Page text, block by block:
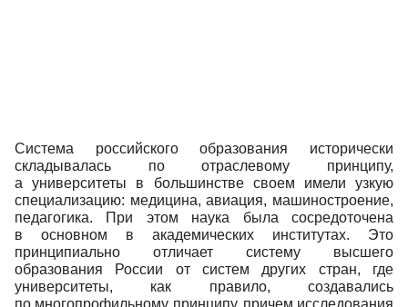
Система российского образования исторически
складывалась по отраслевому принципу,
а университеты в большинстве своем имели узкую
специализацию: медицина, авиация, машиностроение,
педагогика. При этом наука была сосредоточена
в основном в академических институтах. Это
принципиально отличает систему высшего
образования России от систем других стран, где
университеты, как правило, создавались